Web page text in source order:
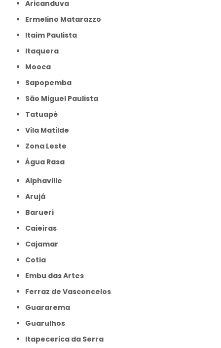
Aricanduva
Ermelino Matarazzo
Itaim Paulista
Itaquera
Mooca
Sapopemba
São Miguel Paulista
Tatuapé
Vila Matilde
Zona Leste
Água Rasa
Alphaville
Arujá
Barueri
Caieiras
Cajamar
Cotia
Embu das Artes
Ferraz de Vasconcelos
Guararema
Guarulhos
Itapecerica da Serra